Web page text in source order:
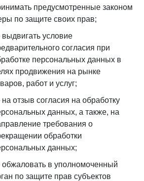
предусмотренные законом
по защите своих прав;
выдвигать условие
согласия при
персональных данных в
продвижения на рынке
работ и услуг;
на отзыв согласия на обработку
данных, а также, на
требования о
обработки
данных;
обжаловать в уполномоченный
по защите прав субъектов